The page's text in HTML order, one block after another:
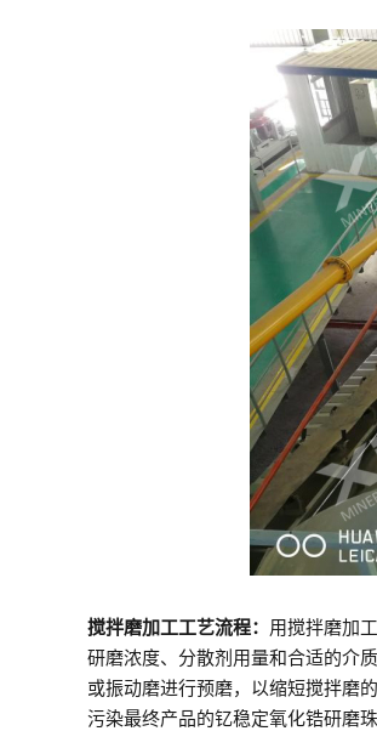
搅拌磨加工工艺流程： 用搅拌磨加
研磨浓度、分散剂用量和合适的介
或振动磨进行预磨，以缩短搅拌磨
污染最终产品的钇稳定氧化锆研磨珠